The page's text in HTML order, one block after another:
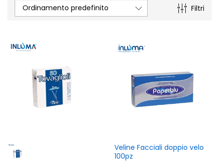
Filtri
Ordinamento predefinito
Veline Facciali doppio velo
100pz